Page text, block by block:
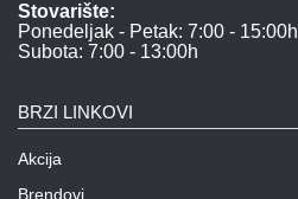
Stovarište:
Ponedeljak - Petak: 7:00 - 15:00h
Subota: 7:00 - 13:00h
BRZI LINKOVI
Akcija
Brendovi